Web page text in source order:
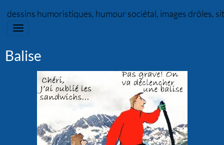
dessins humoristiques, humour sociétal, images drôles,
Balise